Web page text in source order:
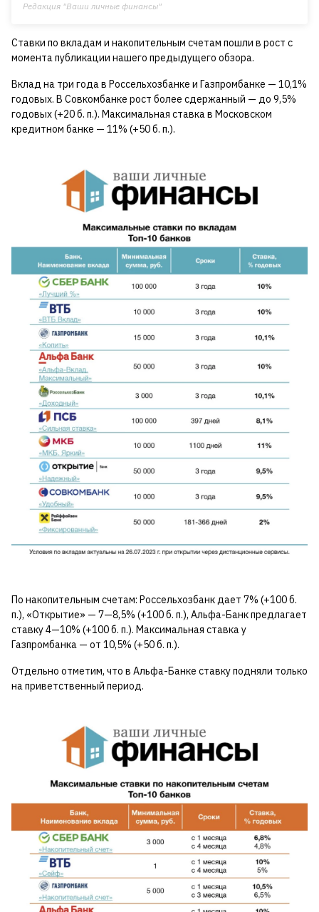
Редакция "Ваши личные финансы"
Ставки по вкладам и накопительным счетам пошли в рост с
момента публикации нашего предыдущего обзора.
Вклад на три года в Россельхозбанке и Газпромбанке — 10,1%
годовых. В Совкомбанке рост более сдержанный — до 9,5%
годовых (+20 б. п.). Максимальная ставка в Московском
кредитном банке — 11% (+50 б. п.).
По накопительным счетам: Россельхозбанк дает 7% (+100 б.
п.), «Открытие» — 7—8,5% (+100 б. п.), Альфа-Банк предлагает
ставку 4—10% (+100 б. п.). Максимальная ставка у
Газпромбанка — от 10,5% (+50 б. п.).
Отдельно отметим, что в Альфа-Банке ставку подняли только
на приветственный период.